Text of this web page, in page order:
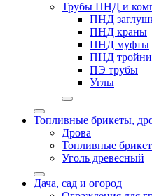
Трубы ПНД и
ПНД
ПНД краны
ПНД муфты
ПНД
ПЭ трубы
Углы
Топливные брикеты,
Дрова
Топливные
Уголь древесный
Дача, сад и огород